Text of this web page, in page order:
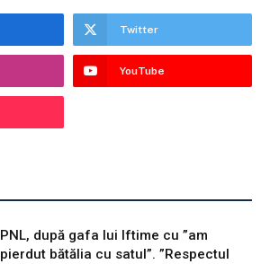
Twitter
YouTube
PNL, după gafa lui Iftime cu ”am
pierdut bătălia cu satul”. ”Respectul